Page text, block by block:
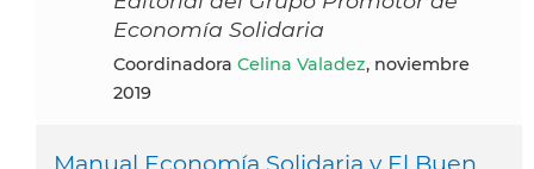
Economía Solidaria
Coordinadora Celina Valadez, noviembre
2019